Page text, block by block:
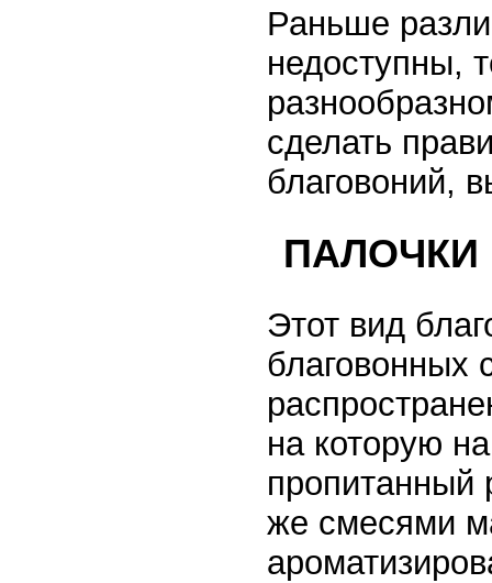
Раньше
недоступны,
сделать
благовоний,
ПАЛОЧКИ
Этот вид
благовонных
на которую
же смесями